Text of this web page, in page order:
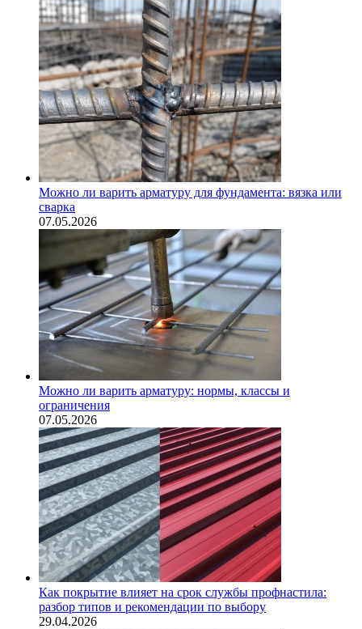
Можно ли варить арматуру для фундамента: вязка или
сварка
07.05.2026
Можно ли варить арматуру: нормы, классы и
ограничения
07.05.2026
Как покрытие влияет на срок службы профнастила:
разбор типов и рекомендации по выбору
29.04.2026